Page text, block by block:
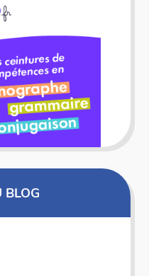
BLOG